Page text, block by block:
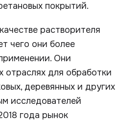
покрытий.
растворителя
чего они более
Они
отраслях для обработки
деревянных и других
исследователей
года рынок